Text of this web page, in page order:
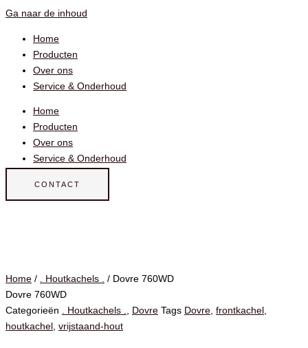
Ga naar de inhoud
Home
Producten
Over ons
Service & Onderhoud
Home
Producten
Over ons
Service & Onderhoud
CONTACT
Home / . Houtkachels . / Dovre 760WD
Dovre 760WD
Categorieën . Houtkachels ., Dovre Tags Dovre, frontkachel ,
houtkachel , vrijstaand-hout